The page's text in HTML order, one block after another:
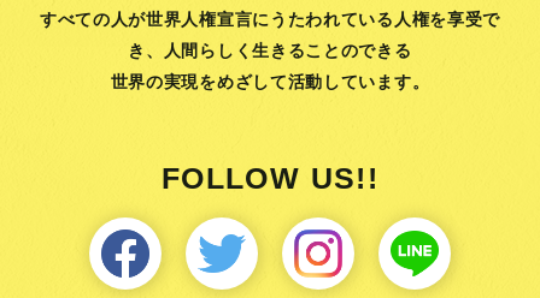
すべての人が世界人権宣言にうたわれている人権を享受で
き、
人間らしく生きることのできる
世界の実現をめざして活動しています。
FOLLOW US!!